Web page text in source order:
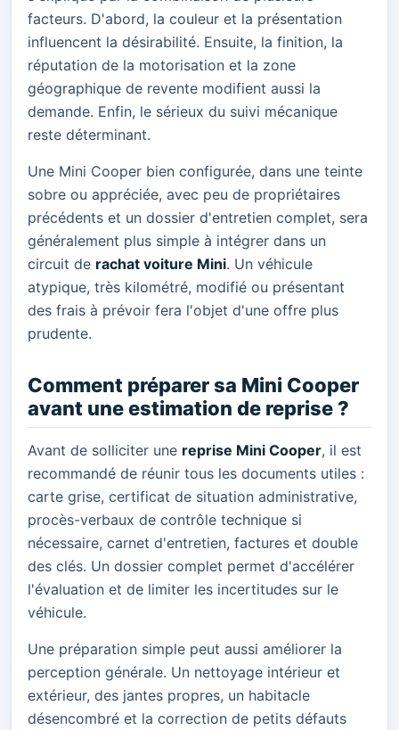
facteurs. D'abord, la couleur et la présentation
influencent la désirabilité. Ensuite, la finition, la
réputation de la motorisation et la zone
géographique de revente modifient aussi la
demande. Enfin, le sérieux du suivi mécanique
reste déterminant.
Une Mini Cooper bien configurée, dans une teinte
sobre ou appréciée, avec peu de propriétaires
précédents et un dossier d'entretien complet, sera
généralement plus simple à intégrer dans un
circuit de rachat voiture Mini. Un véhicule
atypique, très kilométré, modifié ou présentant
des frais à prévoir fera l'objet d'une offre plus
prudente.
Comment préparer sa Mini Cooper
avant une estimation de reprise ?
Avant de solliciter une reprise Mini Cooper, il est
recommandé de réunir tous les documents utiles :
carte grise, certificat de situation administrative,
procès-verbaux de contrôle technique si
nécessaire, carnet d'entretien, factures et double
des clés. Un dossier complet permet d'accélérer
l'évaluation et de limiter les incertitudes sur le
véhicule.
Une préparation simple peut aussi améliorer la
perception générale. Un nettoyage intérieur et
extérieur, des jantes propres, un habitacle
désencombré et la correction de petits défauts